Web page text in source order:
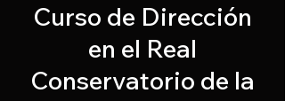
Curso de Dirección
en el Real
Conservatorio de la